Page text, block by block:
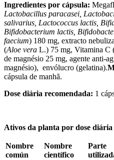
Ingredientes por cápsula:
Lactobacillus paracasei,
salivarius, Lactococcus lactis,
Bifidobacterium lactis,
faecium) 180 mg, extracto
(Aloe vera L.) 75 mg, Vitamina C
de magnésio 25 mg, agente anti-
magnésio), envólucro (gelatina).
cápsula de manhã.
Dose diária recomendada: 1
Ativos da planta por dose
Nombre
común
Nombre
científico
Parte